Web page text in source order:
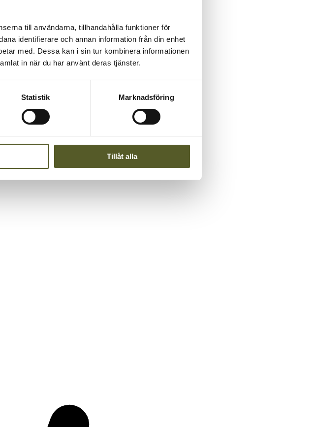
till användarna, tillhandahålla funktioner för
identifierare och annan information från din enhet
med. Dessa kan i sin tur kombinera informationen
in när du har använt deras tjänster.
Statistik Marknadsföring
Tillåt alla